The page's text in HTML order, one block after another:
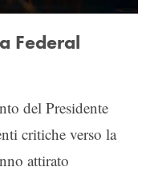
Federal
del Presidente
critiche verso la
attirato